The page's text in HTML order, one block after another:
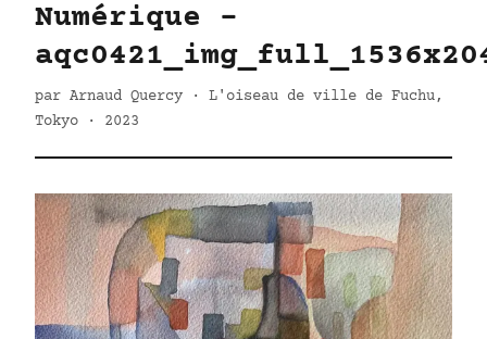
Numérique -
par Arnaud Quercy · L'oiseau de ville de Fuchu,
Tokyo · 2023